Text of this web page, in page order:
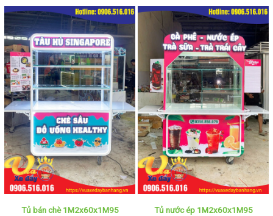
Tủ bán chè 1M2x60x1M95 Tủ nước ép 1M2x60x1M95